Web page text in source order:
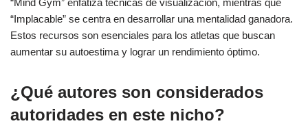
“Mind Gym” enfatiza técnicas de visualización, mientras que
“Implacable” se centra en desarrollar una mentalidad ganadora.
Estos recursos son esenciales para los atletas que buscan
aumentar su autoestima y lograr un rendimiento óptimo.
¿Qué autores son considerados
autoridades en este nicho?